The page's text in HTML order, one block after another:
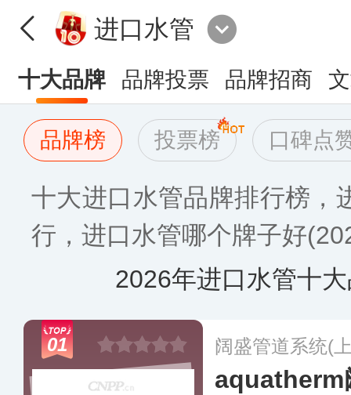
进口水管
十大品牌 品牌投票 品牌招商
品牌榜 投票榜 口碑点
十大进口水管品牌排行榜，
行，进口水管哪个牌子好
2026年进口水管十
01 阔盛管道系统(
aquatherm